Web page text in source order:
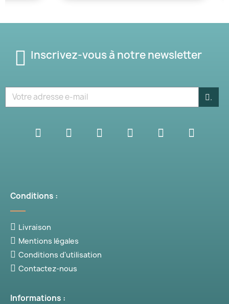
Inscrivez-vous à notre newsletter
.
Conditions :
Livraison
Mentions légales
Conditions d'utilisation
Contactez-nous
Informations :